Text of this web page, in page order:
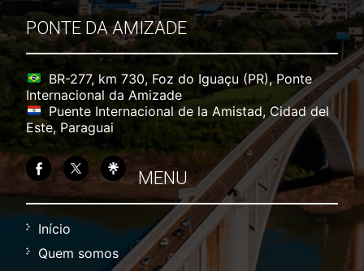
PONTE DA AMIZADE
BR-277, km 730, Foz do Iguaçu (PR), Ponte
Internacional da Amizade
Puente Internacional de la Amistad, Cidad del
Este, Paraguai
MENU
Início
Quem somos